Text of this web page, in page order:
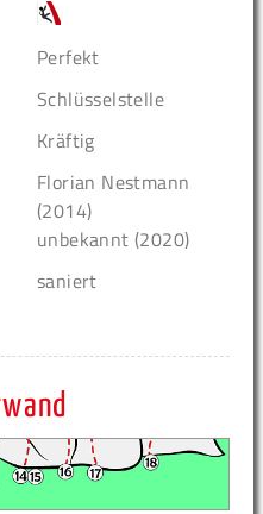
Perfekt
Schlüsselstelle
Kräftig
Florian Nestmann
(2014)
unbekannt (2020)
saniert